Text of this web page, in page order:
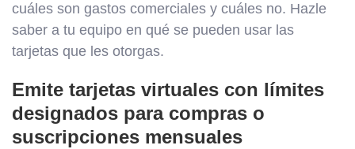
cuáles son gastos comerciales y cuáles no. Hazle
saber a tu equipo en qué se pueden usar las
tarjetas que les otorgas.
Emite tarjetas virtuales con límites
designados para compras o
suscripciones mensuales